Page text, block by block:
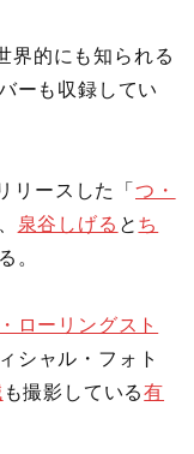
界的にも知られる
ーも収録してい
リースした「 つ・
泉谷しげる と ち
。
ローリングスト
シャル・フォト
も撮影している有